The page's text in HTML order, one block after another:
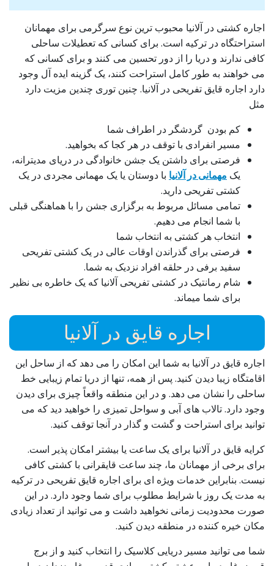
اجاره کشتی در آلانیا محبوب ترین نوع سرگرمی برای مهمانان
استراحتگاه در ترکیه است. برای کسانی که تعطیلات ساحلی
کافی ندارند و دریا را از دور تحسین می کنند و برای کسانی که
می خواهند به طور کامل استراحت کنند، یک گزینه ایده آل وجود
دارد اجاره قایق تفریحی در آلانیا. چنین توری چندین مزیت دارد
مثل
کم بودن گردشگر در اطراف شما
مسیر انفرادی با توقف در هر کجا که بخواهید.
فرصتی برای داشتن یک جشن خانوادگی در دریای مدیترانه،
یک مهمانی در آلانیا با دوستان یا یک مهمانی مجردی در یک
کشتی تفریحی دارید.
تمامی مسائل مربوط به برگزاری جشن را با هماهنگی قبلی
با شما انجام می دهیم.
انتخاب هر کشتی به انتخاب شما
فرصتی برای گذراندن اوقات عالی در یک کشتی تفریحی
سفید برفی در حلقه افراد نزدیک به شما.
شام رمانتیک در کشتی تفریحی آلانیا که یک خاطره بی نظیر
برای شما میماند.
اجاره قایق در آلانیا
اجاره قایق در آلانیا به شما این امکان را می دهد که از ساحل این
اقامتگاه زیبا دیدن کنید. پس از همه، تنها از دریا تمام زیبایی خط
ساحلی را نشان می دهد. و در این منطقه واقعاً چیزی برای دیدن
وجود دارد. تالاب های آبی و سواحل تمیزی را خواهید دید که می
توانید برای استراحت و گشت و گذار در آنجا توقف کنید.
کرایه قایق در آلانیا برای یک ساعت یا بیشتر امکان پذیر است.
برای برخی از مهمانان ما، چند ساعت قایقرانی با کشتی کافی
نیست. بنابراین خدمات ویژه ای برای اجاره قایق تفریحی در ترکیه
به مدت یک روز با شرایط مطلوب برای شما وجود دارد. در این
صورت محدودیت زمانی نخواهید داشت و می توانید از تعداد زیادی
مکان خیره کننده در منطقه دیدن کنید.
شما می توانید مسیر دریایی کلاسیک را انتخاب کنید و از برج